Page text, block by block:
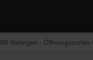
Ratingen - Öffnungszeiten